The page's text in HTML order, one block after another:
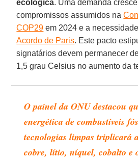
ecológica. Uma demanda
compromissos assumidos na
COP29 em 2024 e a
Acordo de Paris. Este pacto
signatários devem permanecer
1,5 grau Celsius no aumento da
O painel da ONU destacou
energética de combustíveis
tecnologias limpas triplicará
cobre, lítio, níquel, cobalto e